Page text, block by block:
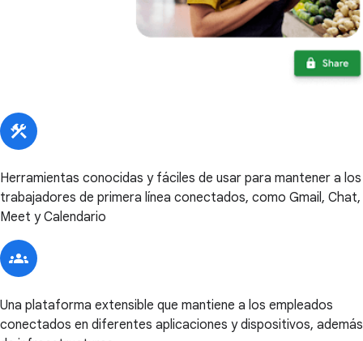
Herramientas conocidas y fáciles de usar para mantener a los
trabajadores de primera línea conectados, como Gmail, Chat,
Meet y Calendario
Una plataforma extensible que mantiene a los empleados
conectados en diferentes aplicaciones y dispositivos, además